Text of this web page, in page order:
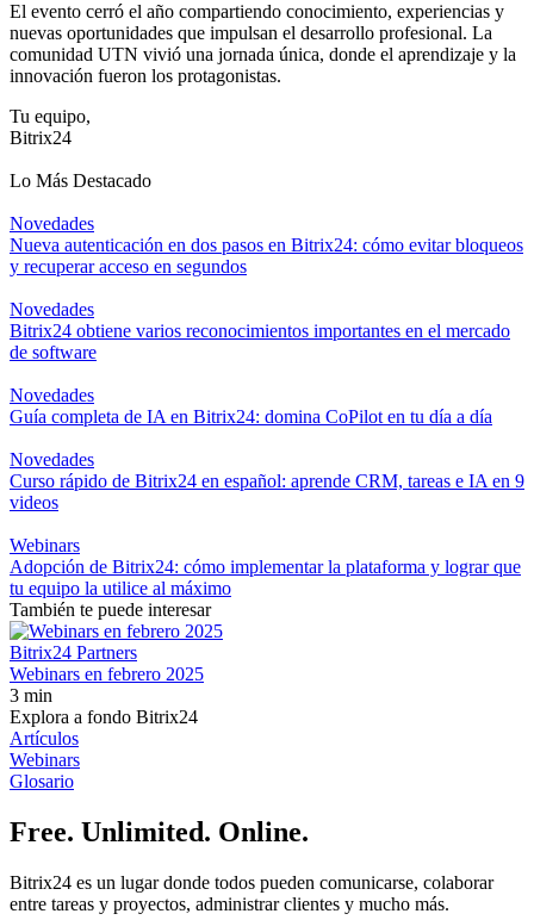
El evento cerró el año compartiendo conocimiento, experiencias y
nuevas oportunidades que impulsan el desarrollo profesional. La
comunidad UTN vivió una jornada única, donde el aprendizaje y la
innovación fueron los protagonistas.
Tu equipo,
Bitrix24
Lo Más Destacado
Novedades
Nueva autenticación en dos pasos en Bitrix24: cómo evitar bloqueos
y recuperar acceso en segundos
Novedades
Bitrix24 obtiene varios reconocimientos importantes en el mercado
de software
Novedades
Guía completa de IA en Bitrix24: domina CoPilot en tu día a día
Novedades
Curso rápido de Bitrix24 en español: aprende CRM, tareas e IA en 9
videos
Webinars
Adopción de Bitrix24: cómo implementar la plataforma y lograr que
tu equipo la utilice al máximo
También te puede interesar
Bitrix24 Partners
Webinars en febrero 2025
3 min
Explora a fondo Bitrix24
Artículos
Webinars
Glosario
Free. Unlimited. Online.
Bitrix24 es un lugar donde todos pueden comunicarse, colaborar
entre tareas y proyectos, administrar clientes y mucho más.